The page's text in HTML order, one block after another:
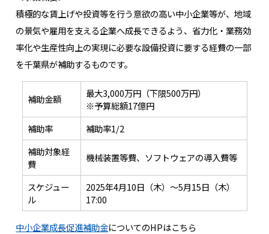
積極的な賃上げや投資等を行う意欲の高い中小企業等が、地域
の景気や雇用を支える企業へ成長できるよう、省力化・業務効
率化や生産性向上の実現に必要な設備投資に要する経費の一部
を千葉県が補助するものです。
補助金額
最大3,000万円（下限500万円）
※予算総額17億円
補助率
補助率1/2
補助対象経
費
機械装置等費、ソフトウェアの導入費等
スケジュー
ル
2025年4月10日（木）～5月15日（木）
17:00
中小企業成長促進補助金についてのHPはこちら